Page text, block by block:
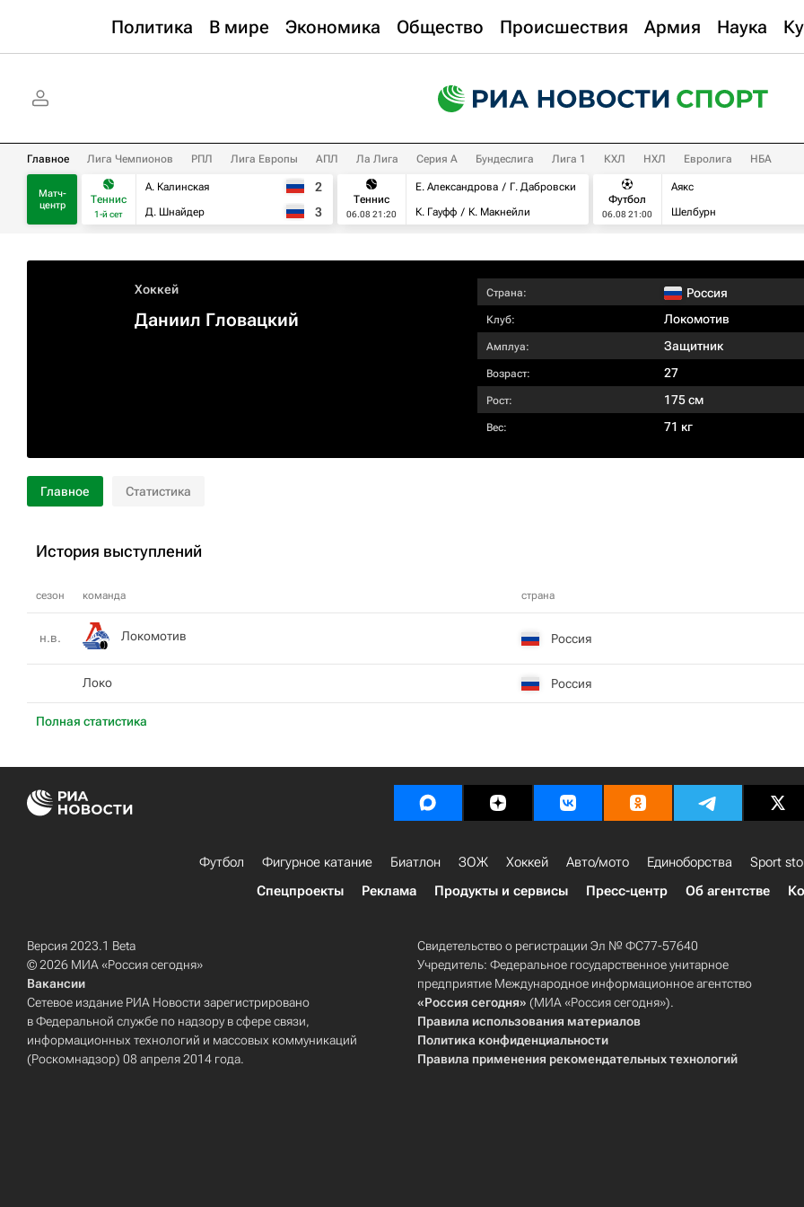
Политика В мире Экономика Общество Происшествия Армия Наука
Главное Лига Чемпионов РПЛ Лига Европы АПЛ Ла Лига Серия А Бундеслига Лига 1 КХЛ НХЛ Евролига НБА
Матч-
центр
Теннис
1-й сет
А. Калинская
Д. Шнайдер
2
3
Теннис
06.08 21:20
Е. Александрова
Г. Дабровски
К. Гауфф
К. Макнейли
Футбол
06.08 21:00
Аякс
Шелбурн
Хоккей
Даниил Гловацкий
Страна: Россия
Клуб: Локомотив
Амплуа: Защитник
Возраст: 27
Рост: 175 см
Вес: 71 кг
Главное Статистика
История выступлений
сезон команда страна
Полная статистика
н.в. Локомотив Россия
Локо Россия
Футбол Фигурное катание Биатлон ЗОЖ Хоккей Авто/мото Единоборства Sport
Спецпроекты
Реклама Продукты и сервисы Пресс-центр Об агентстве
Версия 2023.1 Beta
© 2026 МИА «Россия сегодня»
Вакансии
Сетевое издание РИА Новости зарегистрировано
в Федеральной службе по надзору в сфере связи,
информационных технологий и массовых коммуникаций
(Роскомнадзор) 08 апреля 2014 года.
Свидетельство о регистрации Эл № ФС77-57640
Учредитель: Федеральное государственное унитарное
предприятие Международное информационное агентство
«Россия сегодня» (МИА «Россия сегодня»).
Правила использования материалов
Политика конфиденциальности
Правила применения рекомендательных технологий